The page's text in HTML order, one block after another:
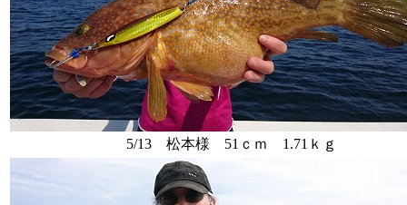
5/13 松本様 51ｃｍ 1.71ｋｇ